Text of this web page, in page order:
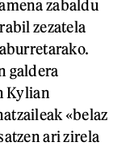
zabaldu
zezatela
galdera
Kylian
«belaz
ari zirela